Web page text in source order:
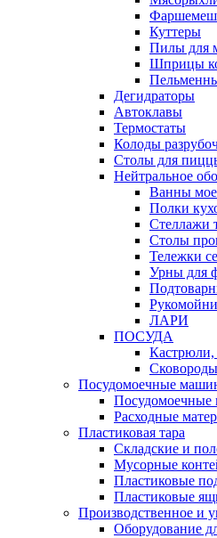
Куттеры
Пилы для
Шприцы
Дегидраторы
Автоклавы
Термостаты
Колоды
Столы для
Нейтральное
Ванны
Полки
Стеллажи
Столы
Тележки
Урны для
ЛАРИ
ПОСУДА
Кастрюли,
Посудомоечные
Расходные
Пластиковая тара
Складские и
Мусорные
Пластиковые
Пластиковые
Производственное и
Оборудование